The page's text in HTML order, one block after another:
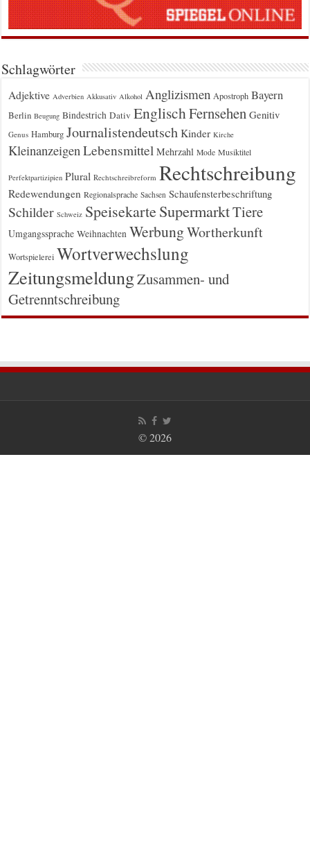
Schlagwörter
Adjektive Adverbien Akkusativ Alkohol Anglizismen Apostroph Bayern
Berlin Beugung Bindestrich Dativ EnglischFernsehen Genitiv
Genus Hamburg Journalistendeutsch Kinder Kirche
Kleinanzeigen Lebensmittel Mehrzahl Mode Musiktitel
Perfektpartizipien Plural Rechtschreibreform Rechtschreibung
Redewendungen Regionalsprache Sachsen Schaufensterbeschriftung
Schilder Schweiz Speisekarte SupermarktTiere
Umgangssprache Weihnachten WerbungWortherkunft
Wortspielerei Wortverwechslung
ZeitungsmeldungZusammen- und
Getrenntschreibung
© 2026